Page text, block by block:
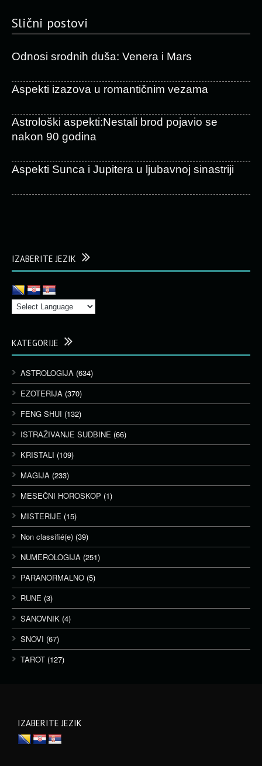
Slični postovi
Odnosi srodnih duša: Venera i Mars
Aspekti izazova u romantičnim vezama
Astrološki aspekti:Nestali brod pojavio se
nakon 90 godina
Aspekti Sunca i Jupitera u ljubavnoj sinastriji
IZABERITE JEZIK
KATEGORIJE
ASTROLOGIJA (634)
EZOTERIJA (370)
FENG SHUI (132)
ISTRAŽIVANJE SUDBINE (66)
KRISTALI (109)
MAGIJA (233)
MESEČNI HOROSKOP (1)
MISTERIJE (15)
Non classifié(e) (39)
NUMEROLOGIJA (251)
PARANORMALNO (5)
RUNE (3)
SANOVNIK (4)
SNOVI (67)
TAROT (127)
IZABERITE JEZIK